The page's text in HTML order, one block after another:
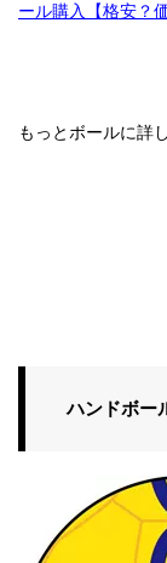
ール購入【格安？
もっとボールに詳
ハンドボー